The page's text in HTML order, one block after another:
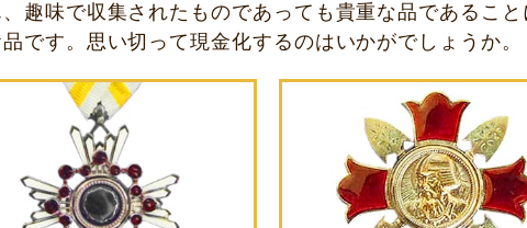
趣味で収集されたものであっても貴重な品であるこ
です。思い切って現金化するのはいかがでしょうか。